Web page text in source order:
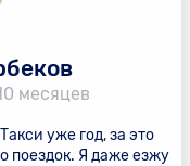
месяцев
уже год, за это
поездок. Я даже езжу